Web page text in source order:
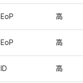
EoP 高
EoP 高
ID 高